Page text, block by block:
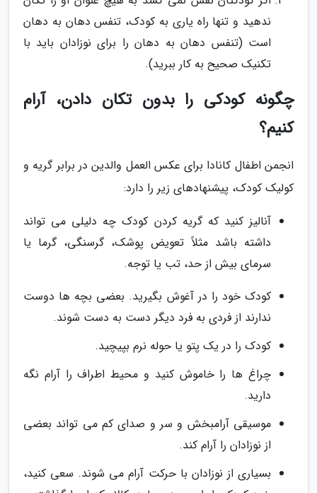
ندهید و تنها راه یاری به کودک، تنفس دهان به دهان
است (تنفس دهان به دهان را برای نوزادان باید با
تکنیک صحیح به کار ببرید).
چگونه کودکی را بدون تکان دادن، آرام
کنیم؟
انجمن اطفال کانادا برای عکس العمل والدین در برابر گریه و
کولیک کودک، پیشنهادهای زیر را دارد:
آنالیز کنید که گریه کردن کودک چه دلیلی می تواند
داشته باشد مثلاً تعویض پوشک، گرسنگی، گرما یا
سرمای بیش از حد، تب یا توجه.
کودک خود را در آغوش بگیرید. بعضی بچه ها دوست
ندارند از فردی به فرد دیگر دست به دست شوند.
کودک را در یک پتو یا حوله نرم بپیچید.
چراغ ها را خاموش کنید و محیط اطراف را آرام نگه
دارید.
موسیقی آرامبخش و سر و صدای کم می تواند بعضی
از نوزادان را آرام کند.
بسیاری از نوزادان با حرکت آرام می شوند. سعی کنید،